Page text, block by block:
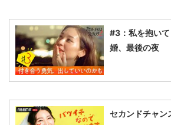
#3：私を抱い
婚、最後の夜
セカンドチャン